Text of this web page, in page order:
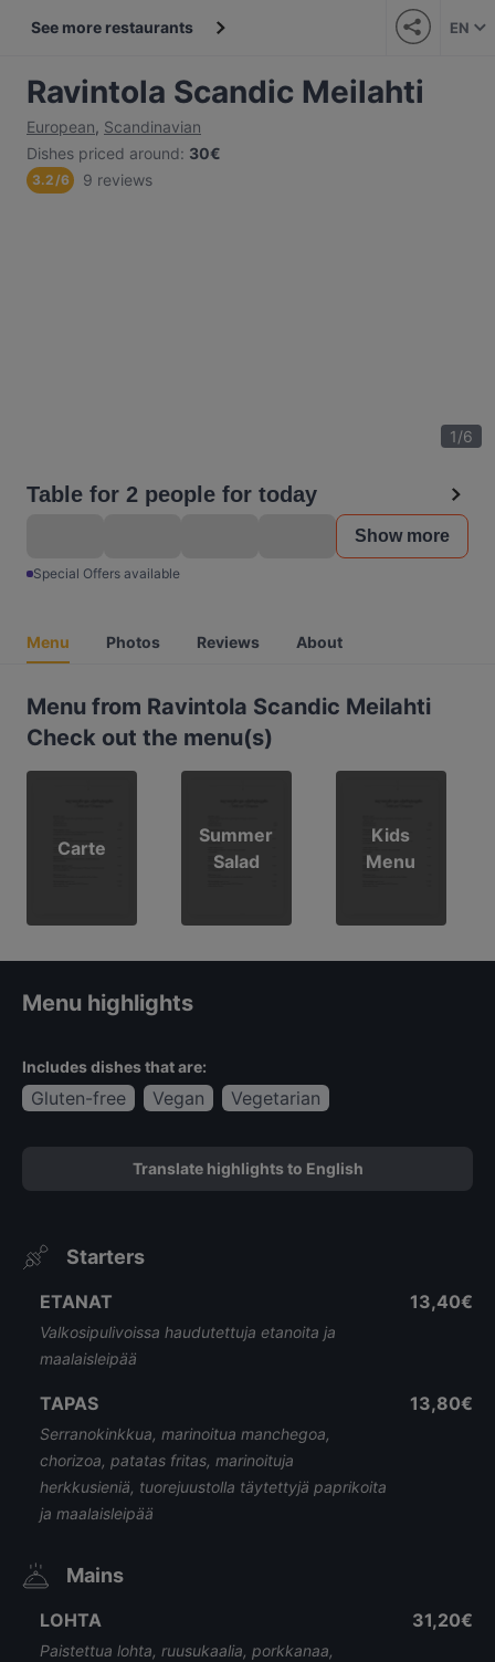
See more restaurants EN
Ravintola Scandic Meilahti
European, Scandinavian
Dishes priced around: 30€
3.2/6 9 reviews
1/6
Table for 2 people for today
Show more
Special Offers available
Menu Photos Reviews About
Menu from Ravintola Scandic Meilahti
Check out the menu(s)
Carte
Summer
Salad
Kids
Menu
Menu highlights
Includes dishes that are:
Gluten-free Vegan Vegetarian
Translate highlights to English
Starters
ETANAT
Valkosipulivoissa haudutettuja etanoita ja
maalaisleipää
13,40€
TAPAS
Serranokinkkua, marinoitua manchegoa,
chorizoa, patatas fritas, marinoituja
herkkusieniä, tuorejuustolla täytettyjä paprikoita
ja maalaisleipää
13,80€
Mains
LOHTA
Paistettua lohta, ruusukaalia, porkkanaa,
31,20€